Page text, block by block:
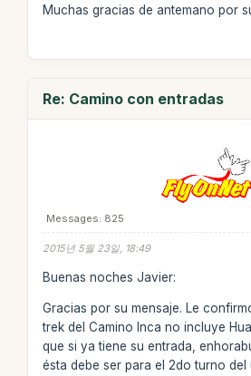
Muchas gracias de antemano por
Re: Camino con entradas
Messages: 825
2015년 5월 23일, 18:49
Buenas noches Javier:
Gracias por su mensaje. Le
trek del Camino Inca no incluye
que si ya tiene su entrada,
ésta debe ser para el 2do turno del